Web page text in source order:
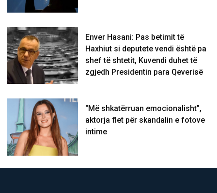
Enver Hasani: Pas betimit të
Haxhiut si deputete vendi është pa
shef të shtetit, Kuvendi duhet të
zgjedh Presidentin para Qeverisë
“Më shkatërruan emocionalisht”,
aktorja flet për skandalin e fotove
intime